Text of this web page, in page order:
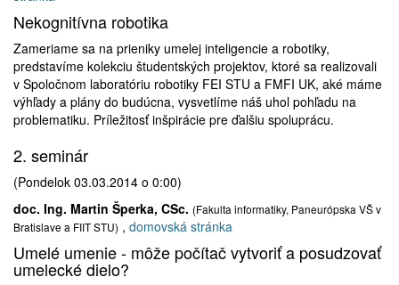
Nekognitívna robotika
Zameriame sa na prieniky umelej inteligencie a robotiky,
predstavíme kolekciu študentských projektov, ktoré sa realizovali
v Spoločnom laboratóriu robotiky FEI STU a FMFI UK, aké máme
výhľady a plány do budúcna, vysvetlíme náš uhol pohľadu na
problematiku. Príležitosť inšpirácie pre ďalšiu spoluprácu.
2. seminár
(Pondelok 03.03.2014 o 0:00)
doc. Ing. Martin Šperka, CSc. (Fakulta informatiky, Paneurópska VŠ v
Bratislave a FIIT STU) , domovská stránka
Umelé umenie - môže počítač vytvoriť a posudzovať
umelecké dielo?